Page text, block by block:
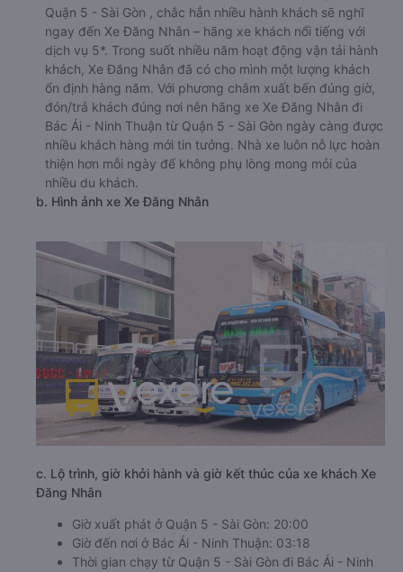
Quận 5 - Sài Gòn , chắc hẳn nhiều hành khách sẽ nghĩ
ngay đến Xe Đăng Nhân – hãng xe khách nổi tiếng với
dịch vụ 5*. Trong suốt nhiều năm hoạt động vận tải hành
khách, Xe Đăng Nhân đã có cho mình một lượng khách
ổn định hàng năm. Với phương châm xuất bến đúng giờ,
đón/trả khách đúng nơi nên hãng xe Xe Đăng Nhân đi
Bác Ái - Ninh Thuận từ Quận 5 - Sài Gòn ngày càng được
nhiều khách hàng mới tin tưởng. Nhà xe luôn nỗ lực hoàn
thiện hơn mỗi ngày để không phụ lòng mong mỏi của
nhiều du khách.
b. Hình ảnh xe Xe Đăng Nhân
c. Lộ trình, giờ khởi hành và giờ kết thúc của xe khách Xe
Đăng Nhân
Giờ xuất phát ở Quận 5 - Sài Gòn: 20:00
Giờ đến nơi ở Bác Ái - Ninh Thuận: 03:18
Thời gian chạy từ Quận 5 - Sài Gòn đi Bác Ái - Ninh